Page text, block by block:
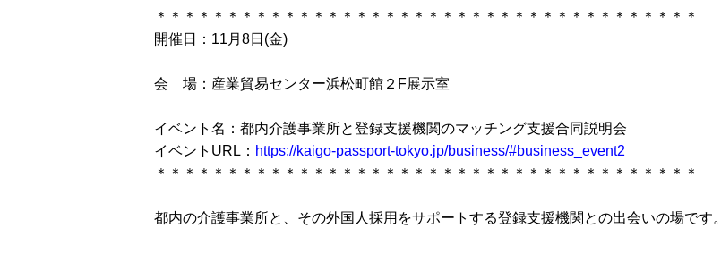
＊＊＊＊＊＊＊＊＊＊＊＊＊＊＊＊＊＊＊＊＊＊＊＊＊＊＊＊＊＊＊＊＊＊＊＊＊＊
開催日：11月8日(金)
会 場：産業貿易センター浜松町館２F展示室
イベント名：都内介護事業所と登録支援機関のマッチング支援合同説明会
イベントURL： https://kaigo-passport-tokyo.jp/business/#business_event2
＊＊＊＊＊＊＊＊＊＊＊＊＊＊＊＊＊＊＊＊＊＊＊＊＊＊＊＊＊＊＊＊＊＊＊＊＊＊
都内の介護事業所と、その外国人採用をサポートする登録支援機関との出会いの場です。